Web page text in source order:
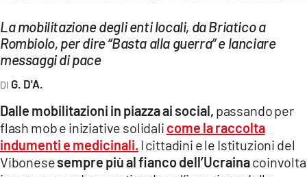
LAC NETWORK
LaC
Network
LACPLAY.IT
La mobilitazione degli enti locali, da Briatico a
Rombiolo, per dire “Basta alla guerra” e lanciare
messaggi di pace
G. D'A.
Dalle mobilitazioni in piazza ai social, passando per
flash mob e iniziative solidali come la raccolta
indumenti e medicinali. I cittadini e le Istituzioni del
Vibonesesempre più al fianco dell’Ucrainacoinvolta